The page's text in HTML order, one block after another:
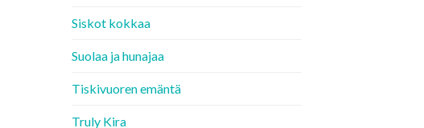
Siskot kokkaa
Suolaa ja hunajaa
Tiskivuoren emäntä
Truly Kira